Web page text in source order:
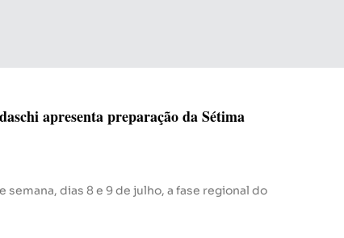
apresenta preparação da Sétima
semana, dias 8 e 9 de julho, a fase regional do